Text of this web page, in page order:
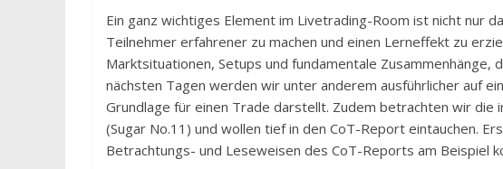
Ein ganz wichtiges Element im Livetrading-Room ist nicht nur
Teilnehmer erfahrener zu machen und einen Lerneffekt zu
Marktsituationen, Setups und fundamentale
nächsten Tagen werden wir unter anderem ausführlicher auf
Grundlage für einen Trade darstellt. Zudem betrachten wir die
(Sugar No.11) und wollen tief in den CoT-Report eintauchen.
Betrachtungs- und Leseweisen des CoT-Reports am Beispiel